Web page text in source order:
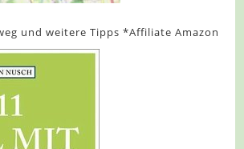
und weitere Tipps *Affiliate Amazon